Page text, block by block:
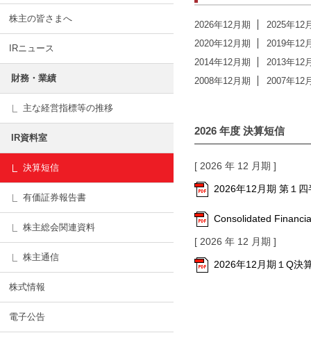
2026年12月期
2025年12
2020年12月期
2019年12
2014年12月期
2013年12
2008年12月期
2007年12
2026 年度 決算短信
[ 2026 年 12 月期 ]
2026年12月期 第１
Consolidated
[ 2026 年 12 月期 ]
2026年12月期１Q決
株主の皆さまへ
IRニュース
財務・業績
主な経営指標等の推移
IR資料室
決算短信
有価証券報告書
株主総会関連資料
株主通信
株式情報
電子公告